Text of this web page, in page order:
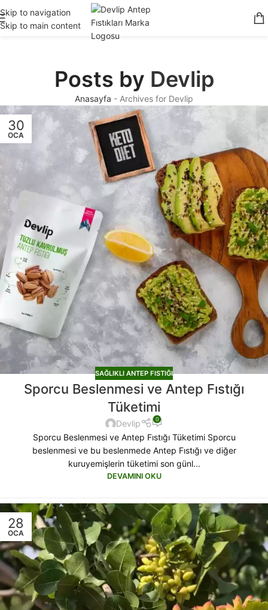
Skip to navigation
Skip to main content
2500 TL ve Üzeri Alışverişlerinizde Ücretsiz Kargo
Posts by Devlip
Anasayfa - Archives for Devlip
30
OCA
SAĞLIKLI ANTEP FISTIĞI
Sporcu Beslenmesi ve Antep Fıstığı
Tüketimi
Devlip 0
Sporcu Beslenmesi ve Antep Fıstığı Tüketimi Sporcu
beslenmesi ve bu beslenmede Antep Fıstığı ve diğer
kuruyemişlerin tüketimi son günl...
DEVAMINI OKU
28
OCA